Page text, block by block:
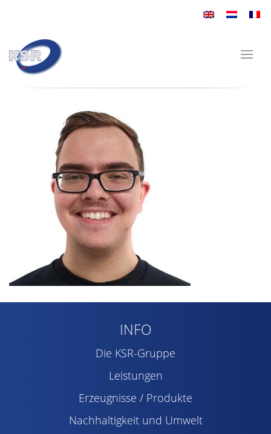
INFO
Die KSR-Gruppe
Leistungen
Erzeugnisse / Produkte
Nachhaltigkeit und Umwelt